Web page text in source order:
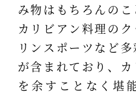
み物はもちろんの
カリビアン料理の
リンスポーツなど
が含まれており、
を余すことなく堪